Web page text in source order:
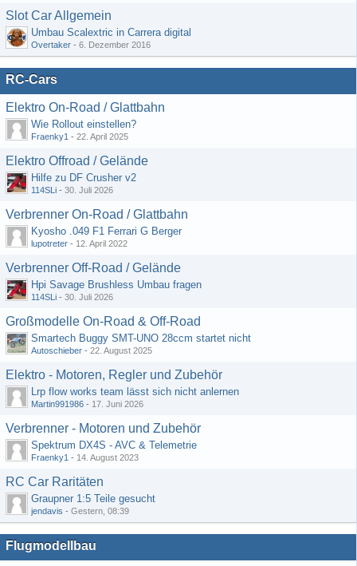
Slot Car Allgemein
Umbau Scalextric in Carrera digital
Overtaker - 6. Dezember 2016
RC-Cars
Elektro On-Road / Glattbahn
Wie Rollout einstellen?
Fraenky1 - 22. April 2025
Elektro Offroad / Gelände
Hilfe zu DF Crusher v2
114SLi - 30. Juli 2026
Verbrenner On-Road / Glattbahn
Kyosho .049 F1 Ferrari G Berger
lupotreter - 12. April 2022
Verbrenner Off-Road / Gelände
Hpi Savage Brushless Umbau fragen
114SLi - 30. Juli 2026
Großmodelle On-Road & Off-Road
Smartech Buggy SMT-UNO 28ccm startet nicht
Autoschieber - 22. August 2025
Elektro - Motoren, Regler und Zubehör
Lrp flow works team lässt sich nicht anlernen
Martin991986 - 17. Juni 2026
Verbrenner - Motoren und Zubehör
Spektrum DX4S - AVC & Telemetrie
Fraenky1 - 14. August 2023
RC Car Raritäten
Graupner 1:5 Teile gesucht
jendavis - Gestern, 08:39
Flugmodellbau